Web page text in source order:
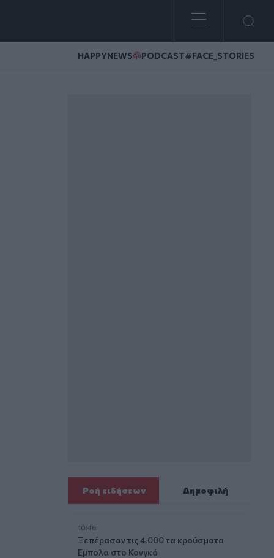
HAPPYNEWS PODCAST#FACE_STORIES
Ροή ειδήσεων Δημοφιλή
10:46
Ξεπέρασαν τις 4.000 τα κρούσματα
Εμπολα στο Κονγκό